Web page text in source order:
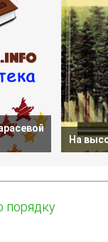
На
порядку